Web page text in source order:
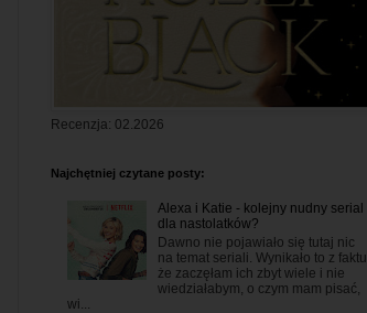
Recenzja: 02.2026
Najchętniej czytane posty:
Alexa i Katie - kolejny nudny serial
dla nastolatków?
Dawno nie pojawiało się tutaj nic
na temat seriali. Wynikało to z faktu,
że zaczęłam ich zbyt wiele i nie
wiedziałabym, o czym mam pisać,
wi...